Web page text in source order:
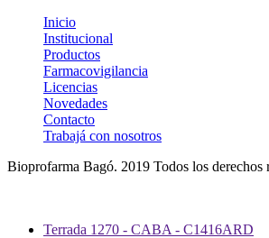
Inicio
Institucional
Productos
Farmacovigilancia
Licencias
Novedades
Contacto
Trabajá con nosotros
Bioprofarma Bagó. 2019 Todos los derechos
Terrada 1270 - CABA - C1416ARD